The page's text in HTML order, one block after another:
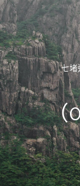
七堵
（